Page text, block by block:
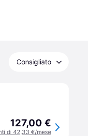
Consigliato
127,00 €
di 42,33 €/mese